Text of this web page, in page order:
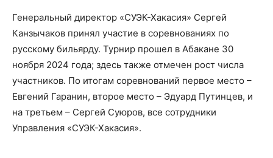
Генеральный директор «СУЭК-Хакасия» Сергей
Канзычаков принял участие в соревнованиях по
русскому бильярду. Турнир прошел в Абакане 30
ноября 2024 года; здесь также отмечен рост числа
участников. По итогам соревнований первое место –
Евгений Гаранин, второе место – Эдуард Путинцев, и
на третьем – Сергей Суюров, все сотрудники
Управления «СУЭК-Хакасия».